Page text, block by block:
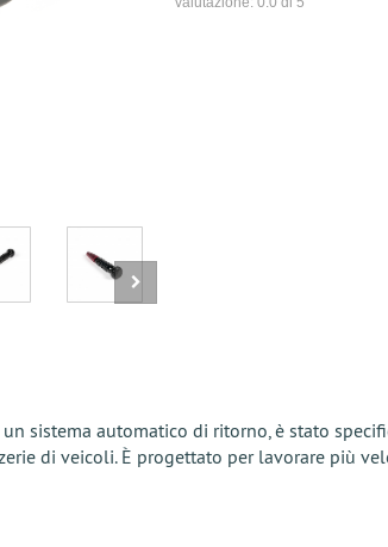
sistema automatico di ritorno, è stato
di veicoli. È progettato per lavorare più